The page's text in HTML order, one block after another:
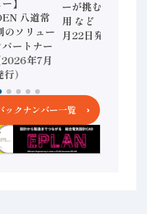
八道常
のソリュー
ートナー
年7月
）
ーが挑むデータ活
用 など（2026年7
月22日発行）
ックナンバー一覧